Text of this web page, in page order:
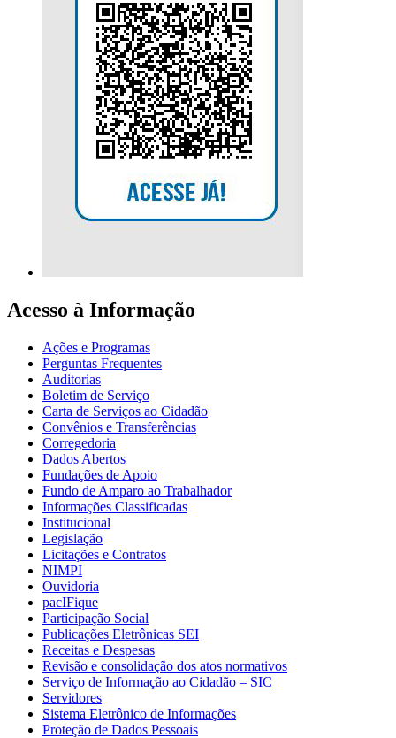
Acesso à Informação
Ações e Programas
Perguntas Frequentes
Auditorias
Boletim de Serviço
Carta de Serviços ao Cidadão
Convênios e Transferências
Corregedoria
Dados Abertos
Fundações de Apoio
Fundo de Amparo ao Trabalhador
Informações Classificadas
Institucional
Legislação
Licitações e Contratos
NIMPI
Ouvidoria
pacIFique
Participação Social
Publicações Eletrônicas SEI
Receitas e Despesas
Revisão e consolidação dos atos normativos
Serviço de Informação ao Cidadão – SIC
Servidores
Sistema Eletrônico de Informações
Proteção de Dados Pessoais